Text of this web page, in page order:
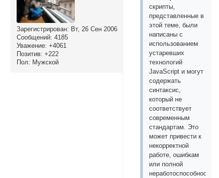
Зарегистрирован: Вт, 26 Сен 2006
Сообщений: 4185
Уважение: +4061
Позитив: +222
Пол: Мужской
скрипты,
представленные в
этой теме, были
написаны с
использованием
устаревших
технологий
JavaScript и могут
содержать
синтаксис,
который не
соответствует
современным
стандартам. Это
может привести к
некорректной
работе, ошибкам
или полной
неработоспособности